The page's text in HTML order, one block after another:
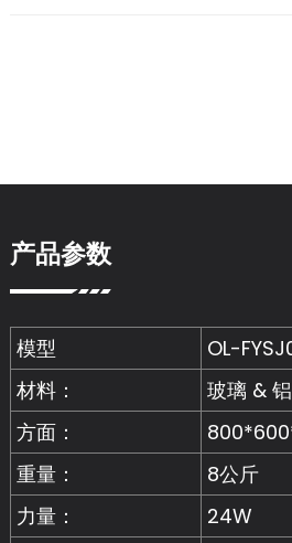
产品参数
模型
OL-
材料：
玻璃 &
方面：
重量：
8公斤
力量：
24W